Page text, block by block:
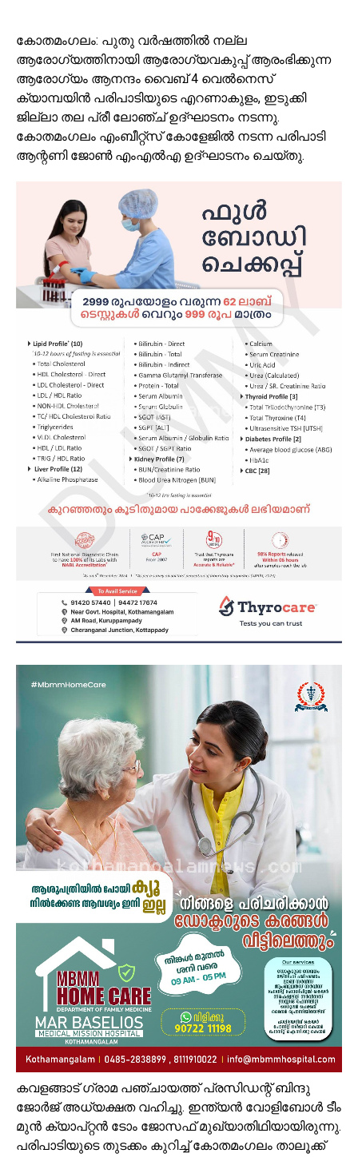
കോതമംഗലം: പുതു വര്‍ഷത്തില്‍ നല്ല
ആരോഗ്യത്തിനായി ആരോഗ്യവകുപ്പ് ആരംഭിക്കുന്ന
ആരോഗ്യം ആനന്ദം വൈബ് 4 വെല്‍നെസ്
ക്യാമ്പയിന്‍ പരിപാടിയുടെ എറണാകുളം, ഇടുക്കി
ജില്ലാ തല പ്രീ ലോഞ്ച് ഉദ്ഘാടനം നടന്നു.
കോതമംഗലം എംബീറ്റ്‌സ് കോളേജില്‍ നടന്ന പരിപാടി
ആന്റണി ജോണ്‍ എംഎല്‍എ ഉദ്ഘാടനം ചെയ്തു.
കവളങ്ങാട് ഗ്രാമ പഞ്ചായത്ത് പ്രസിഡന്റ് ബിന്ദു
ജോര്‍ജ് അധ്യക്ഷത വഹിച്ചു. ഇന്ത്യന്‍ വോളിബോള്‍ ടീം
മുന്‍ ക്യാപ്റ്റന്‍ ടോം ജോസഫ് മുഖ്യാതിഥിയായിരുന്നു.
പരിപാടിയുടെ തുടക്കം കുറിച്ച് കോതമംഗലം താലൂക്ക്